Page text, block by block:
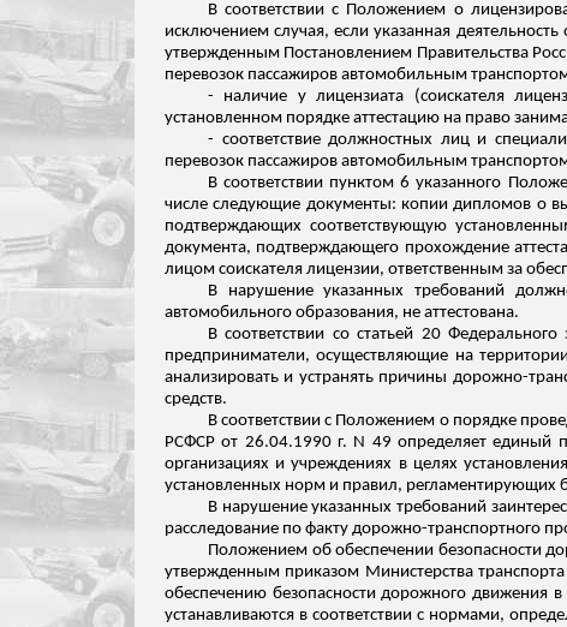
В соответствии с Положением о
исключением случая, если указанная
утвержденным Постановлением Правительства
перевозок пассажиров автомобильным
- наличие у лицензиата (соискателя
установленном порядке аттестацию на право
- соответствие должностных лиц и
перевозок пассажиров автомобильным
В соответствии пунктом 6 указанного
числе следующие документы: копии дипломов о
подтверждающих соответствующую
документа, подтверждающего прохождение
лицом соискателя лицензии, ответственным за
В нарушение указанных требований
автомобильного образования, не аттестована.
В соответствии со статьей 20
предприниматели, осуществляющие на
анализировать и устранять причины дорожно-
средств.
В соответствии с Положением о порядке
РСФСР от 26.04.1990 г. N 49 определяет единый
организациях и учреждениях в целях
установленных норм и правил, регламентирующих
В нарушение указанных требований
расследование по факту дорожно-транспортного
Положением об обеспечении безопасности
утвержденным приказом Министерства
обеспечению безопасности дорожного движения
устанавливаются в соответствии с нормами,